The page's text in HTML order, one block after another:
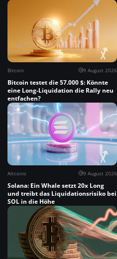
Bitcoin 9 August 2026
Bitcoin testet die 57.000 $: Könnte
eine Long-Liquidation die Rally neu
entfachen?
Altcoins 9 August 2026
Solana: Ein Whale setzt 20x Long
und treibt das Liquidationsrisiko bei
SOL in die Höhe